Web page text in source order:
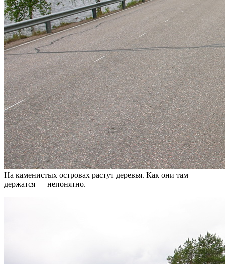
На каменистых островах растут деревья. Как они там
держатся — непонятно.